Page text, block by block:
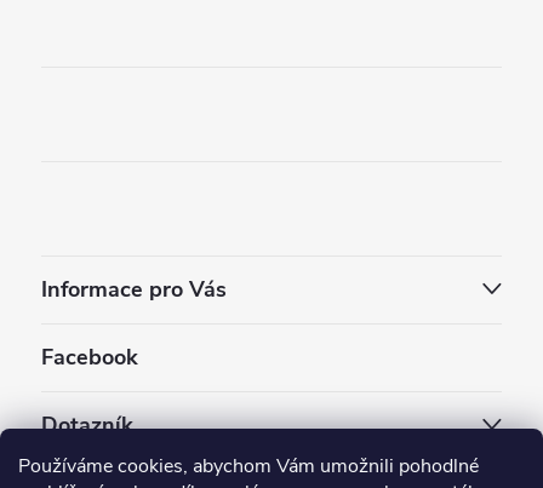
Používáme cookies, abychom Vám umožnili pohodlné
Informace pro Vás
Facebook
Dotazník